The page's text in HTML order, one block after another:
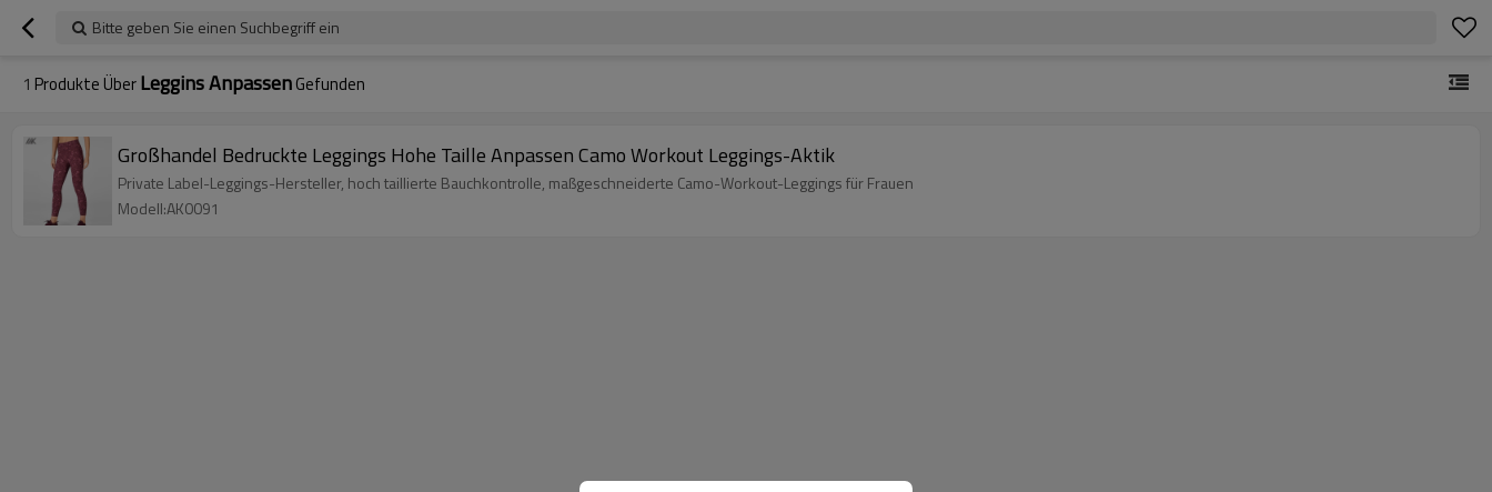
Bitte geben Sie einen Suchbegriff ein
1 Produkte ÜberLeggins AnpassenGefunden
Großhandel Bedruckte Leggings Hohe Taille Anpassen Camo Workout Leggings-Aktik
Private Label-Leggings-Hersteller, hoch taillierte Bauchkontrolle, maßgeschneiderte Camo-Workout-Leggings für Frauen
Modell:AK0091